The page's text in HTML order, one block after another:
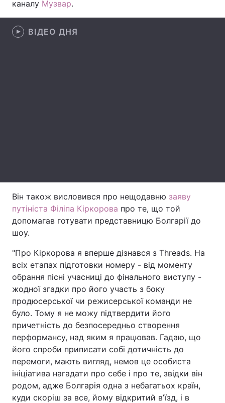
Архів
каналу Музвар.
ВІДЕО ДНЯ
Він також висловився про нещодавню заяву
путініста Філіпа Кіркорова про те, що той
допомагав готувати представницю Болгарії до
шоу.
"Про Кіркорова я вперше дізнався з Threads. На
всіх етапах підготовки номеру - від моменту
обрання пісні учасниці до фінального виступу -
жодної згадки про його участь з боку
продюсерської чи режисерської команди не
було. Тому я не можу підтвердити його
причетність до безпосередньо створення
перформансу, над яким я працював. Гадаю, що
його спроби приписати собі дотичність до
перемоги, мають вигляд, немов це особиста
ініціатива нагадати про себе і про те, звідки він
родом, адже Болгарія одна з небагатьох країн,
куди скоріш за все, йому відкритий вʼїзд, і в